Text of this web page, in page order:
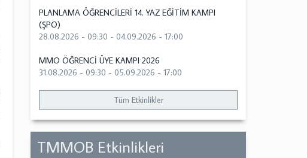
PLANLAMA ÖĞRENCİLERİ 14. YAZ EĞİTİM KAMPI
(ŞPO)
28.08.2026 - 09:30 -04.09.2026 - 17:00
MMO ÖĞRENCİ ÜYE KAMPI 2026
31.08.2026 - 09:30 -05.09.2026 - 17:00
Tüm Etkinlikler
TMMOB Etkinlikleri